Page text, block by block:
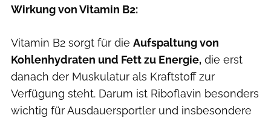
Wirkung von Vitamin B2:
Vitamin B2 sorgt für die Aufspaltung von
Kohlenhydraten und Fett zu Energie, die erst
danach der Muskulatur als Kraftstoff zur
Verfügung steht. Darum ist Riboflavin besonders
wichtig für Ausdauersportler und insbesondere